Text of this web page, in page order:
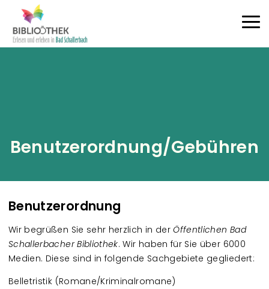
Benutzerordnung/Gebühren
Benutzerordnung
Wir begrüßen Sie sehr herzlich in derÖffentlichen Bad
Schallerbacher Bibliothek. Wir haben für Sie über 6000
Medien. Diese sind in folgende Sachgebiete gegliedert:
Belletristik (Romane/Kriminalromane)